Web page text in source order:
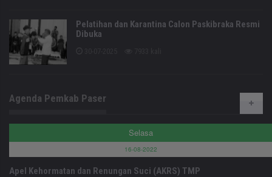
Pelatihan dan Karantina Calon Paskibraka Resmi
Dibuka
Agenda Pemkab Paser
Selasa
16-08-2022
Apel Kehormatan dan Renungan Suci (AKRS) TMP